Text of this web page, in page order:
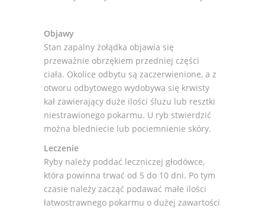
Objawy
Stan zapalny żołądka objawia się
przeważnie obrzękiem przedniej części
ciała. Okolice odbytu są zaczerwienione, a z
otworu odbytowego wydobywa się krwisty
kał zawierający duże ilości śluzu lub resztki
niestrawionego pokarmu. U ryb stwierdzić
można bledniecie lub pociemnienie skóry.
Leczenie
Ryby należy poddać leczniczej głodówce,
która powinna trwać od 5 do 10 dni. Po tym
czasie należy zacząć podawać małe ilości
łatwostrawnego pokarmu o dużej zawartości